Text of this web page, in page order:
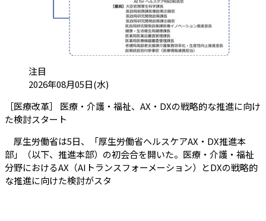
カテゴリ:
注目
投稿日:2026年08月05日(水)
［医療改革］ 医療・介護・福祉、AX・DXの戦略的な推進に向け
た検討スタート
厚生労働省は5日、「厚生労働省ヘルスケアAX・DX推進本
部」（以下、推進本部）の初会合を開いた。医療・介護・福祉
分野におけるAX（AIトランスフォーメーション）とDXの戦略的
な推進に向けた検討がスタ